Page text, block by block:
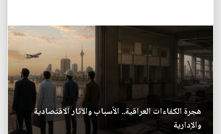
هجرة الكفاءات العراقية.. الأسباب والآثار الاقتصادية
والإدارية